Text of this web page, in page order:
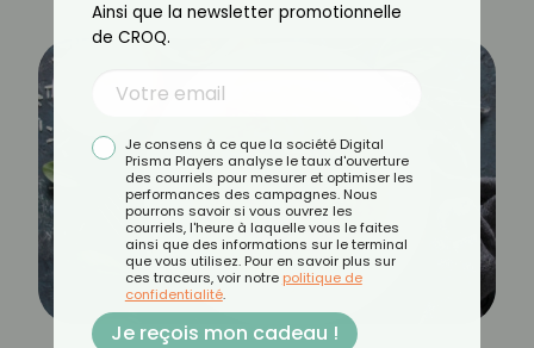
Ainsi que la newsletter promotionnelle
de CROQ.
Je consens à ce que la société Digital
Prisma Players analyse le taux d'ouverture
des courriels pour mesurer et optimiser les
performances des campagnes. Nous
pourrons savoir si vous ouvrez les
courriels, l'heure à laquelle vous le faites
ainsi que des informations sur le terminal
que vous utilisez. Pour en savoir plus sur
ces traceurs, voir notre politique de
confidentialité.
Je reçois mon cadeau !